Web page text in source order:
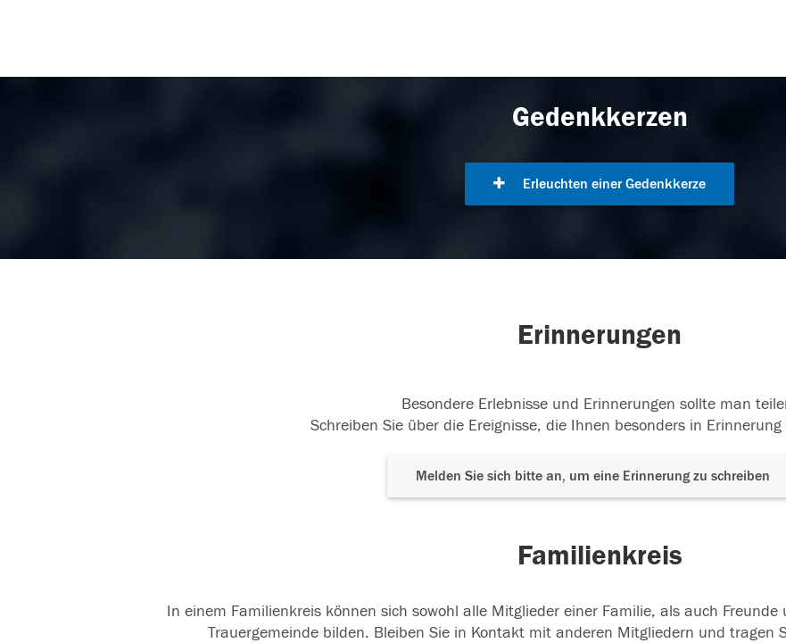
Gedenkkerzen
Erleuchten einer Gedenkkerze
Erinnerungen
Besondere Erlebnisse und Erinnerungen sollte man
Schreiben Sie über die Ereignisse, die Ihnen besonders in
Melden Sie sich bitte an, um eine Erinnerung zu schreiben
Familienkreis
In einem Familienkreis können sich sowohl alle Mitglieder einer Familie, als auch
Trauergemeinde bilden. Bleiben Sie in Kontakt mit anderen Mitgliedern und tragen